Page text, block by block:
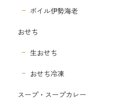
ボイル伊勢海老
おせち
生おせち
おせち冷凍
スープ・スープカレー